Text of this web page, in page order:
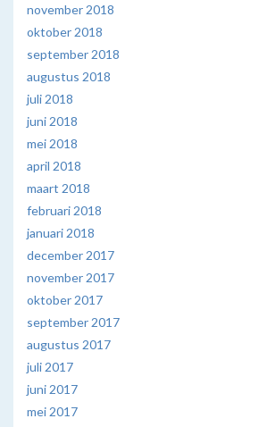
november 2018
oktober 2018
september 2018
augustus 2018
juli 2018
juni 2018
mei 2018
april 2018
maart 2018
februari 2018
januari 2018
december 2017
november 2017
oktober 2017
september 2017
augustus 2017
juli 2017
juni 2017
mei 2017